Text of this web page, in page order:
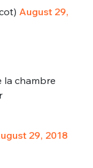
August 29,
la chambre
29, 2018